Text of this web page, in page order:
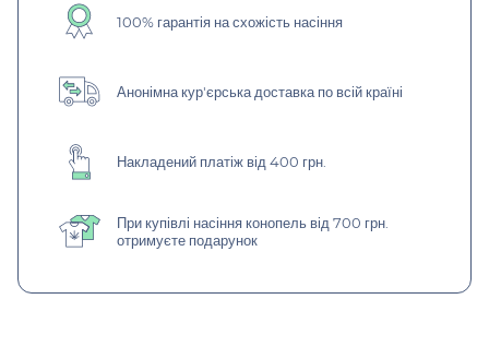
100% гарантія на схожість насіння
Анонімна кур'єрська доставка по всій країні
Накладений платіж від 400 грн.
При купівлі насіння конопель від 700 грн.
отримуєте подарунок